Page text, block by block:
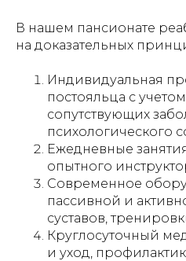
В нашем пансионате
на доказательных
Индивидуальная
постояльца с
сопутствующих
психологического
Ежедневные
опытного
Современное
пассивной и
суставов,
Круглосуточный
и уход,